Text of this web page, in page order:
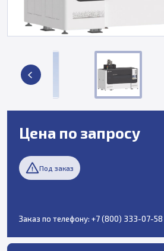
Цена по запросу
Под заказ
Заказ по телефону: +7 (800) 333-07-58